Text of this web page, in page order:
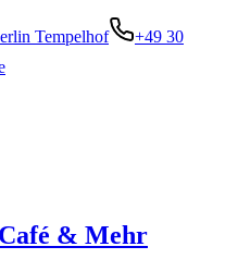
Tempelhof
+49 30
& Mehr